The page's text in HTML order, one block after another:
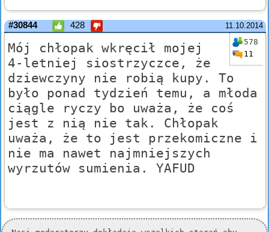
11.10.2014
#30844 428
578
11
Mój chłopak wkręcił mojej
4-letniej siostrzyczce, że
dziewczyny nie robią kupy. To
było ponad tydzień temu, a młoda
ciągle ryczy bo uważa, że coś
jest z nią nie tak. Chłopak
uważa, że to jest przekomiczne i
nie ma nawet najmniejszych
wyrzutów sumienia. YAFUD